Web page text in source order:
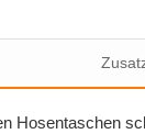
Hosentaschen